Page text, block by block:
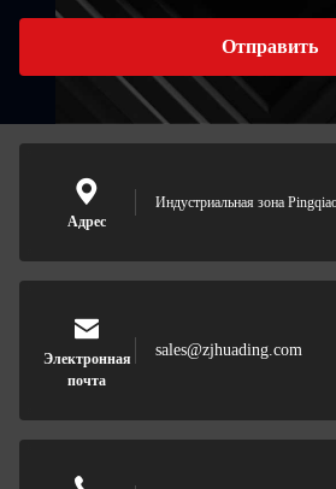
Отправить
Адрес
Индустриальная зона
Электронная
почта
sales@zjhuading.com